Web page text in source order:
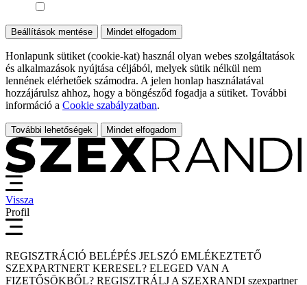
Beállítások mentése Mindet elfogadom
Honlapunk sütiket (cookie-kat) használ olyan webes szolgáltatások
és alkalmazások nyújtása céljából, melyek sütik nélkül nem
lennének elérhetőek számodra. A jelen honlap használatával
hozzájárulsz ahhoz, hogy a böngésződ fogadja a sütiket. További
információ a Cookie szabályzatban.
További lehetőségek Mindet elfogadom
Vissza
Profil
REGISZTRÁCIÓ BELÉPÉS JELSZÓ EMLÉKEZTETŐ
SZEXPARTNERT KERESEL? ELEGED VAN A
FIZETŐSÖKBŐL? REGISZTRÁLJ A SZEXRANDI szexpartner